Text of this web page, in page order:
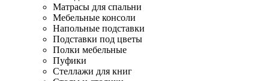
Матрасы для спальни
Мебельные консоли
Напольные подставки
Подставки под цветы
Полки мебельные
Пуфики
Стеллажи для книг